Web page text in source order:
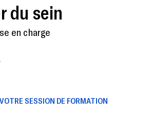
du sein
en charge
SESSION DE FORMATION